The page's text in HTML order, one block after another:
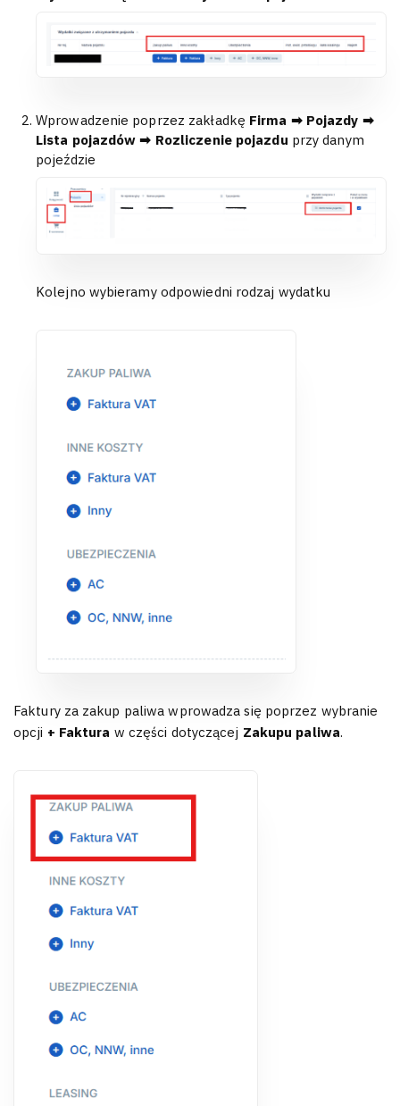
Wprowadzenie poprzez zakładkę Firma ➡ Pojazdy ➡
Lista pojazdów ➡ Rozliczenie pojazdu przy danym
pojeździe
Kolejno wybieramy odpowiedni rodzaj wydatku
Faktury za zakup paliwa wprowadza się poprzez wybranie
opcji + Faktura w części dotyczącej Zakupu paliwa.